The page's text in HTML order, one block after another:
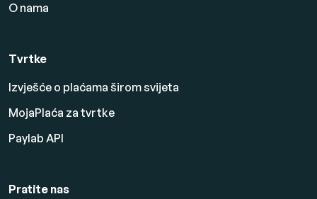
O nama
Tvrtke
Izvješće o plaćama širom svijeta
MojaPlaća za tvrtke
Paylab API
Pratite nas